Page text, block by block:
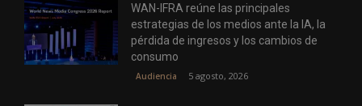
WAN-IFRA reúne las principales
estrategias de los medios ante la IA, la
pérdida de ingresos y los cambios de
consumo
Audiencia 5 agosto, 2026